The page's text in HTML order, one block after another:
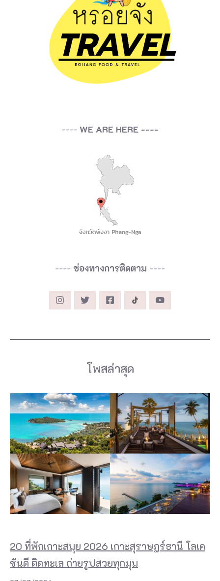
---- WE ARE HERE ----
---- ช่องทางการติดตาม ----
โพสล่าสุด
20 ที่พักเกาะสมุย 2026 เกาะสุราษฎร์ธานี โลเค
ชันดี ติดทะเล ถ่ายรูปสวยทุกมุม